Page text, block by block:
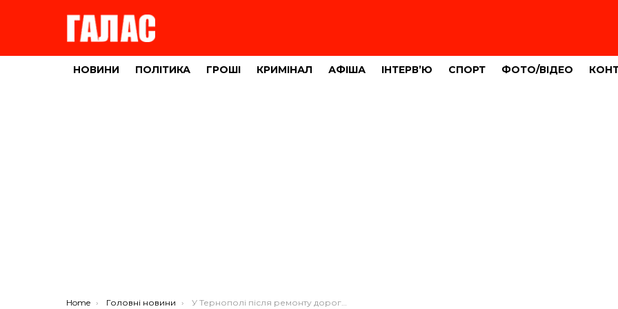
НОВИНИ ПОЛІТИКА ГРОШІ КРИМІНАЛ АФІША ІНТЕРВ’Ю СПОРТ ФОТО/ВІДЕО
You are here:
Home Головні новини У Тернополі після ремонту дороги змінять правила проїзду перехрестя